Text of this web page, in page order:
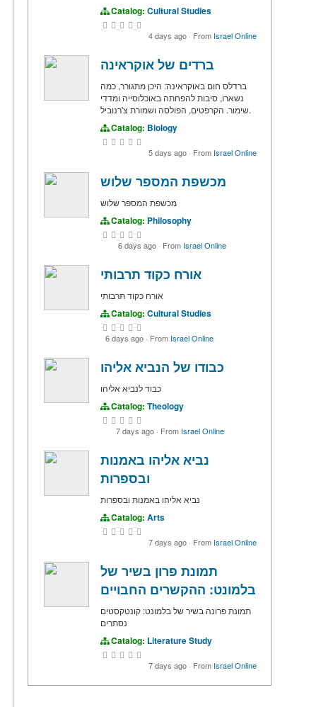
Catalog: Cultural Studies
4 days ago · From Israel Online
ברדים של אוקראינה
ברדלס חום באוקראינה: היכן מתגורר, כמה
נשארו, סיבות להפחתה באוכלוסייה ומדדי
שימור. הקרפטים, הפולסה ושמורת צ'רנוביל.
Catalog: Biology
5 days ago · From Israel Online
מכשפת המספר שלוש
מכשפת המספר שלוש
Catalog: Philosophy
6 days ago · From Israel Online
אורח כקוד תרבותי
אורח כקוד תרבותי
Catalog: Cultural Studies
6 days ago · From Israel Online
כבודו של הנביא אליהו
כבוד לנביא אליהו
Catalog: Theology
7 days ago · From Israel Online
נביא אליהו באמנות
ובספרות
נביא אליהו באמנות ובספרות
Catalog: Arts
7 days ago · From Israel Online
תמונת פרון בשיר של
בלמונט: ההקשרים החבויים
תמונת פרונה בשיר של בלמונט: קונטקסטים
נסתרים
Catalog: Literature Study
7 days ago · From Israel Online